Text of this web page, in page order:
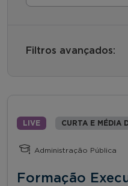
Filtros avançados:
LIVE CURTA E MÉDIA
Administração Pública
Formação